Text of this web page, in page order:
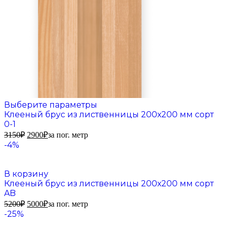
Выберите параметры
Клееный брус из лиственницы 200х200 мм сорт
0-1
3150₽ 2900₽за пог. метр
-4%
В корзину
Клееный брус из лиственницы 200х200 мм сорт
AB
5200₽ 5000₽за пог. метр
-25%